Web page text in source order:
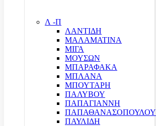
Λ -Π
ΛΑΝΤΙΔΗ
ΜΑΛΑΜΑΤΙΝΑ
ΜΙΓΑ
ΜΟΥΣΩΝ
ΜΠΑΡΑΦΑΚΑ
ΜΠΛΑΝΑ
ΜΠΟΥΤΑΡΗ
ΠΑΛΥΒΟΥ
ΠΑΠΑΓΙΑΝΝΗ
ΠΑΠΑΘΑΝΑΣΟΠΟΥΛΟΥ
ΠΑΥΛΙΔΗ